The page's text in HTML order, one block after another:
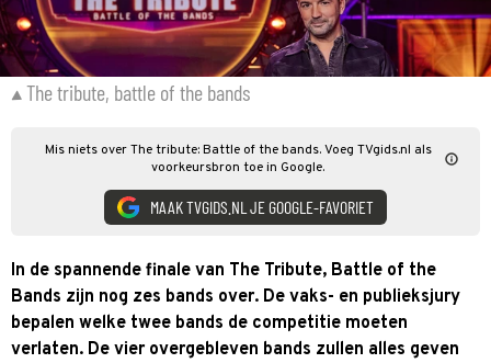
The tribute, battle of the bands
Mis niets over The tribute: Battle of the bands. Voeg TVgids.nl als
voorkeursbron toe in Google.
MAAK TVGIDS.NL JE GOOGLE-FAVORIET
In de spannende finale van The Tribute, Battle of the
Bands zijn nog zes bands over. De vaks- en publieksjury
bepalen welke twee bands de competitie moeten
verlaten. De vier overgebleven bands zullen alles geven